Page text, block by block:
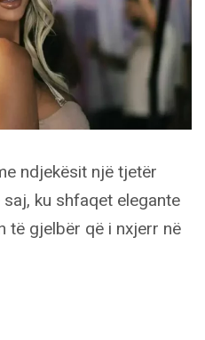
ndjekësit një tjetër
ku shfaqet elegante
të gjelbër që i nxjerr në